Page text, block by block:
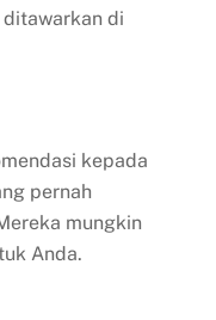
di
kepada
pernah
mungkin
Anda.